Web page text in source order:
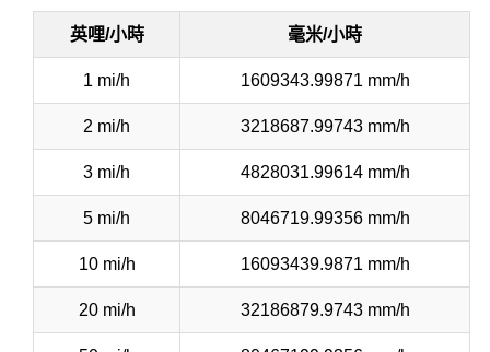
英哩/小時 毫米/小時
1 mi/h 1609343.99871 mm/h
2 mi/h 3218687.99743 mm/h
3 mi/h 4828031.99614 mm/h
5 mi/h 8046719.99356 mm/h
10 mi/h 16093439.9871 mm/h
20 mi/h 32186879.9743 mm/h